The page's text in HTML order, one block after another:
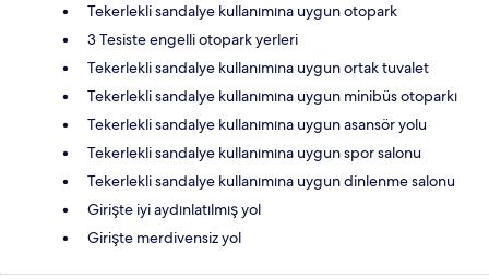
Tekerlekli sandalye kullanımına uygun otopark
3 Tesiste engelli otopark yerleri
Tekerlekli sandalye kullanımına uygun ortak tuvalet
Tekerlekli sandalye kullanımına uygun minibüs otoparkı
Tekerlekli sandalye kullanımına uygun asansör yolu
Tekerlekli sandalye kullanımına uygun spor salonu
Tekerlekli sandalye kullanımına uygun dinlenme salonu
Girişte iyi aydınlatılmış yol
Girişte merdivensiz yol